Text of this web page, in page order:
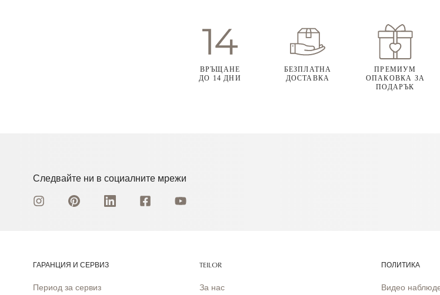
ВРЪЩАНЕ
ДО 14 ДНИ
БЕЗПЛАТНА
ДОСТАВКА
ПРЕМИУМ
ОПАКОВКА ЗА
ПОДАРЪК
Следвайте ни в социалните мрежи
ГАРАНЦИЯ И СЕРВИЗ
Период за сервиз
TEILOR
За нас
ПОЛИТИКА
Видео